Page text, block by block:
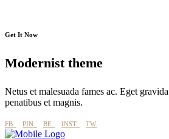
Get It Now
Modernist theme
Netus et malesuada fames ac. Eget
penatibus et magnis.
FB. PIN. BE. INST. TW.